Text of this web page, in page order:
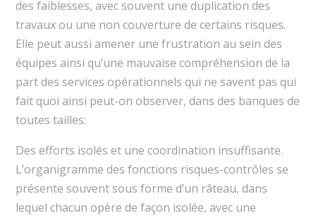
des faiblesses, avec souvent une duplication des
travaux ou une non couverture de certains risques.
Elle peut aussi amener une frustration au sein des
équipes ainsi qu’une mauvaise compréhension de la
part des services opérationnels qui ne savent pas qui
fait quoi ainsi peut-on observer, dans des banques de
toutes tailles:
Des efforts isolés et une coordination insuffisante.
L’organigramme des fonctions risques-contrôles se
présente souvent sous forme d’un râteau, dans
lequel chacun opère de façon isolée, avec une